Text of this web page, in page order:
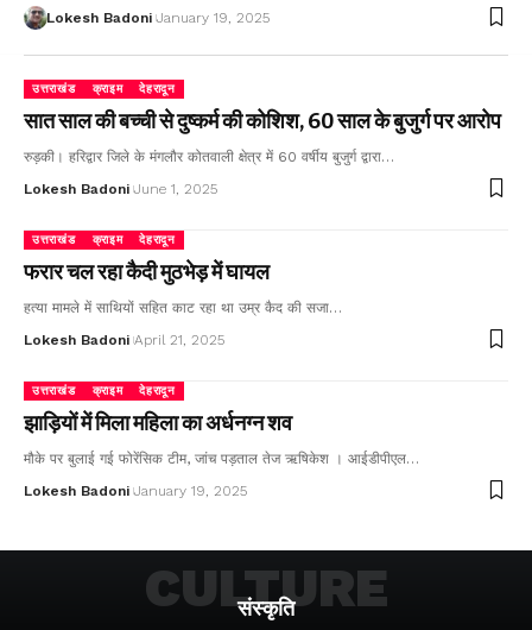
Lokesh Badoni January 19, 2025
उत्तराखंड क्राइम देहरादून
सात साल की बच्ची से दुष्कर्म की कोशिश, 60 साल के बुजुर्ग पर आरोप
रुड़की। हरिद्वार जिले के मंगलौर कोतवाली क्षेत्र में 60 वर्षीय बुजुर्ग द्वारा…
Lokesh Badoni June 1, 2025
उत्तराखंड क्राइम देहरादून
फरार चल रहा कैदी मुठभेड़ में घायल
हत्या मामले में साथियों सहित काट रहा था उम्र कैद की सजा…
Lokesh Badoni April 21, 2025
उत्तराखंड क्राइम देहरादून
झाड़ियों में मिला महिला का अर्धनग्न शव
मौके पर बुलाई गई फोरेंसिक टीम, जांच पड़ताल तेज ऋषिकेश । आईडीपीएल…
Lokesh Badoni January 19, 2025
संस्कृति
CULTURE